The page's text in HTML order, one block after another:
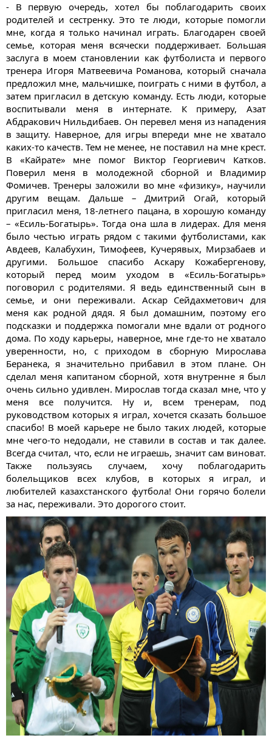
- В первую очередь, хотел бы поблагодарить своих
родителей и сестренку. Это те люди, которые помогли
мне, когда я только начинал играть. Благодарен своей
семье, которая меня всячески поддерживает. Большая
заслуга в моем становлении как футболиста и первого
тренера Игоря Матвеевича Романова, который сначала
предложил мне, мальчишке, поиграть с ними в футбол, а
затем пригласил в детскую команду. Есть люди, которые
воспитывали меня в интернате. К примеру, Азат
Абдракович Нильдибаев. Он перевел меня из нападения
в защиту. Наверное, для игры впереди мне не хватало
каких-то качеств. Тем не менее, не поставил на мне крест.
В «Кайрате» мне помог Виктор Георгиевич Катков.
Поверил меня в молодежной сборной и Владимир
Фомичев. Тренеры заложили во мне «физику», научили
другим вещам. Дальше – Дмитрий Огай, который
пригласил меня, 18-летнего пацана, в хорошую команду
– «Есиль-Богатырь». Тогда она шла в лидерах. Для меня
было честью играть рядом с такими футболистами, как
Авдеев, Калабухин, Тимофеев, Кучерявых, Мирзабаев и
другими. Большое спасибо Аскару Кожабергенову,
который перед моим уходом в «Есиль-Богатырь»
поговорил с родителями. Я ведь единственный сын в
семье, и они переживали. Аскар Сейдахметович для
меня как родной дядя. Я был домашним, поэтому его
подсказки и поддержка помогали мне вдали от родного
дома. По ходу карьеры, наверное, мне где-то не хватало
уверенности, но, с приходом в сборную Мирослава
Беранека, я значительно прибавил в этом плане. Он
сделал меня капитаном сборной, хотя внутренне я был
очень сильно удивлен. Мирослав тогда сказал мне, что у
меня все получится. Ну и, всем тренерам, под
руководством которых я играл, хочется сказать большое
спасибо! В моей карьере не было таких людей, которые
мне чего-то недодали, не ставили в состав и так далее.
Всегда считал, что, если не играешь, значит сам виноват.
Также пользуясь случаем, хочу поблагодарить
болельщиков всех клубов, в которых я играл, и
любителей казахстанского футбола! Они горячо болели
за нас, переживали. Это дорогого стоит.